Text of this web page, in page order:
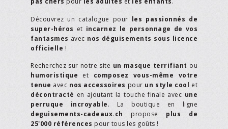
Découvrez un catalogue pour les passionnés de
super-héros et incarnez le personnage de vos
fantasmes avec nos déguisements sous licence
officielle !
Recherchez sur notre site un masque terrifiant ou
humoristique et composez vous-même votre
tenue avec nos accessoires pour un style cool et
décontracté en ajoutant la touche finale avec une
perruque incroyable. La boutique en ligne
deguisements-cadeaux.ch propose plus de
25'000 références pour tous les goûts !